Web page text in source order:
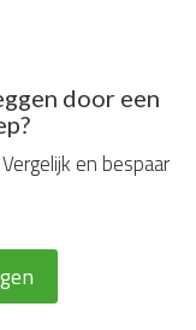
door een
en bespaar